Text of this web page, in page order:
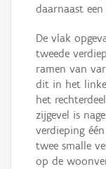
daarnaast
De vlak
tweede
ramen van
dit in het
het
zijgevel is
verdieping
twee smalle
op de